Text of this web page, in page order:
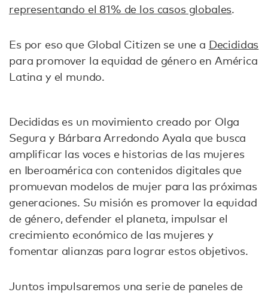
representando el 81% de los casos globales.
Es por eso que Global Citizen se une a Decididas
para promover la equidad de género en América
Latina y el mundo.
Decididas es un movimiento creado por Olga
Segura y Bárbara Arredondo Ayala que busca
amplificar las voces e historias de las mujeres
en Iberoamérica con contenidos digitales que
promuevan modelos de mujer para las próximas
generaciones. Su misión es promover la equidad
de género, defender el planeta, impulsar el
crecimiento económico de las mujeres y
fomentar alianzas para lograr estos objetivos.
Juntos impulsaremos una serie de paneles de